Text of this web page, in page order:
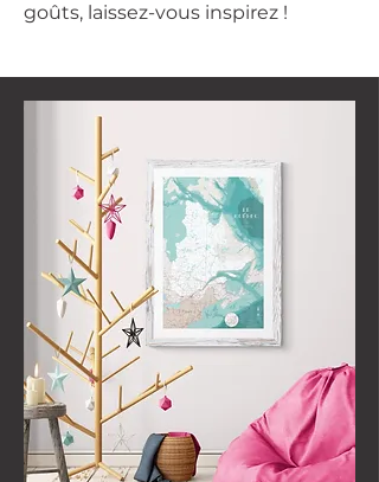
goûts, laissez-vous inspirez !